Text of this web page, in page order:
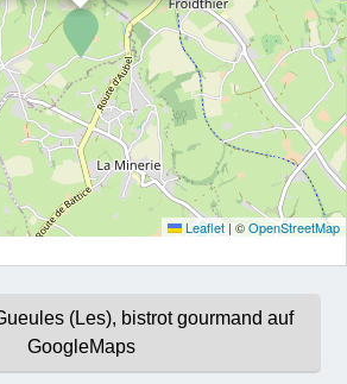
Leaflet | ©OpenStreetMap
(Les), bistrot gourmand auf
GoogleMaps